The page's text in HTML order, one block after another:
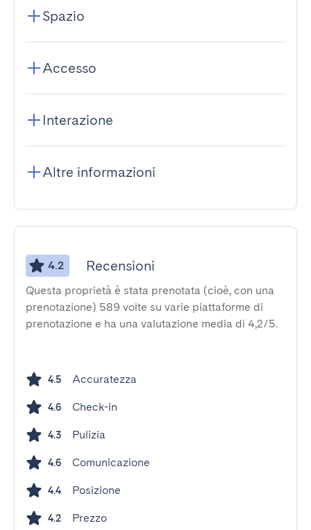
Spazio
Accesso
Interazione
Altre informazioni
4.2 Recensioni
Questa proprietà è stata prenotata (cioè, con una
prenotazione) 589 volte su varie piattaforme di
prenotazione e ha una valutazione media di 4,2/5.
4.5 Accuratezza
4.6 Check-in
4.3 Pulizia
4.6 Comunicazione
4.4 Posizione
4.2 Prezzo